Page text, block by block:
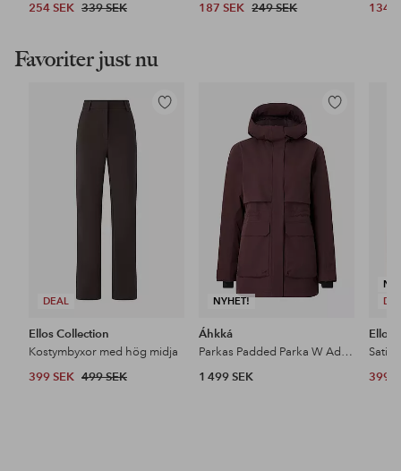
254 SEK 339 SEK
187 SEK 249 SEK 134
Favoriter just nu
DEAL
Lägg
Ellos Collection
Kostymbyxor med hög midja
399 SEK 499 SEK
NYHET!
Lägg
favoriter
Áhkká
Parkas Padded Parka W Adjustable Waist
1 499 SEK
Ellos
399